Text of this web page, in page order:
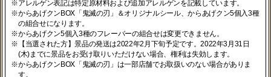
※アレルゲン表記は特定原材料および追加アレルゲンを記載しています。
※からあげクンBOX「鬼滅の刃」＆オリジナルシール、からあげクン5個入3種
の組合せになります。
※からあげクン5個入3種のフレーバーの組合せは変更できません。
※【当選された方】景品の発送は2022年2月下旬予定です。2022年3月31日
(木)までに景品をお受け取りいただけない場合、権利は失効します。
※からあげクンBOX「鬼滅の刃」は一部店舗でお取扱いのない場合がありま
す。